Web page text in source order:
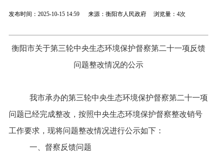
发布时间：2025-10-15 14:59 来源：衡阳市人民政府 浏览量： 4次
衡阳市关于第三轮中央生态环境保护督察第二十一项反馈
问题整改情况的公示
我市承办的第三轮中央生态环境保护督察第二十一项
问题已经完成整改，按照中央生态环境保护督察整改销号
工作要求，现将问题整改情况进行公示如下：
一、 督察反馈问题